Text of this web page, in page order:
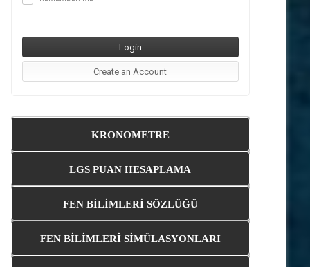
KRONOMETRE
LGS PUAN HESAPLAMA
FEN BİLİMLERİ SÖZLÜĞÜ
FEN BİLİMLERİ SİMÜLASYONLARI